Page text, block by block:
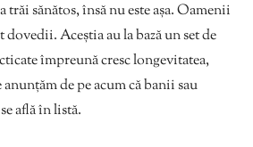
trăi sănătos, însă nu este așa. Oamenii
Aceștia au la bază un set de
împreună cresc longevitatea,
de pe acum că banii sau
află în listă.